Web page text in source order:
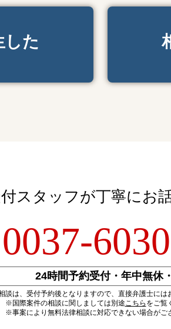
した
スタッフが丁寧にお
0037-
24時間予約受付・年中無休
談は、受付予約後となりますので、直接弁護士には
※国際案件の相談に関しましては別途こちら をご覧
※事案により無料法律相談に対応できない場合がご